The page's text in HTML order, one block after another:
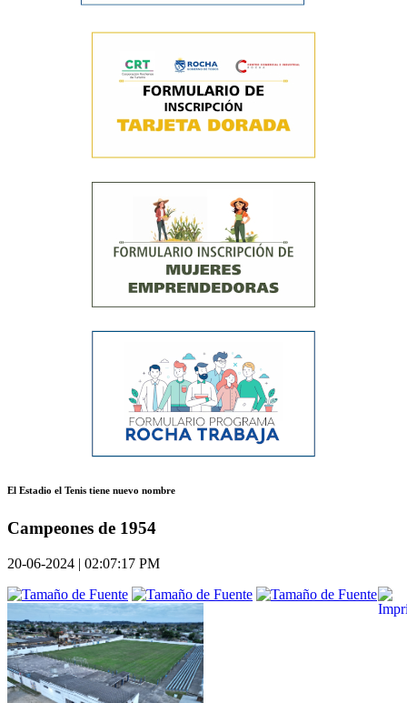
El Estadio el Tenis tiene nuevo nombre
Campeones de 1954
20-06-2024 | 02:07:17 PM